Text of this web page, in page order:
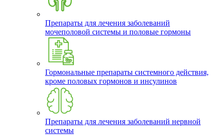
Препараты для лечения заболеваний
мочеполовой системы и половые гормоны
Гормональные препараты системного действия,
кроме половых гормонов и инсулинов
Препараты для лечения заболеваний нервной
системы